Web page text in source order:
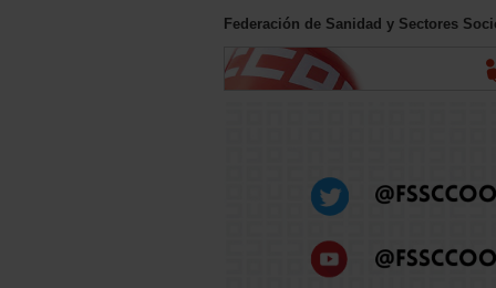
Federación de Sanidad y Sectores